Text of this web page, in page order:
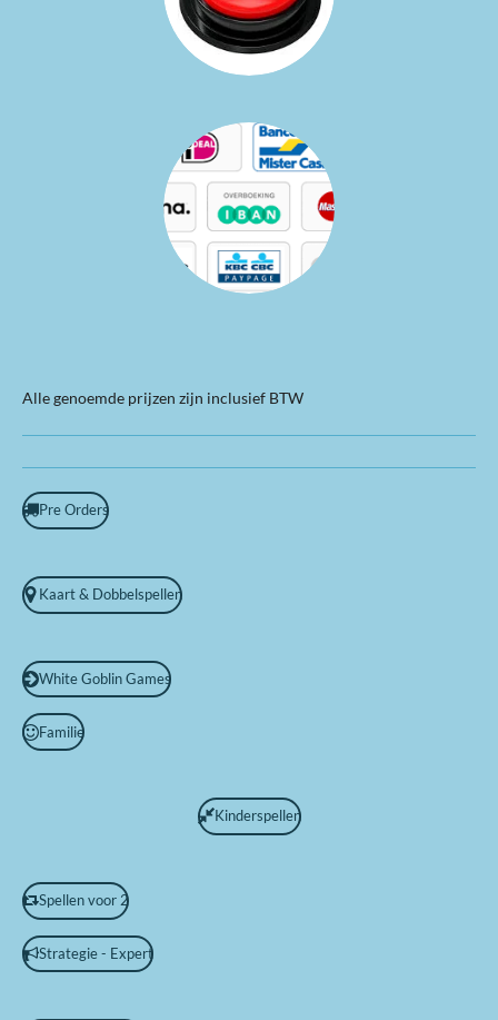
Alle genoemde prijzen zijn inclusief BTW
Pre Orders
Kaart & Dobbelspellen
White Goblin Games
Familie
Kinderspellen
Spellen voor 2
Strategie - Expert